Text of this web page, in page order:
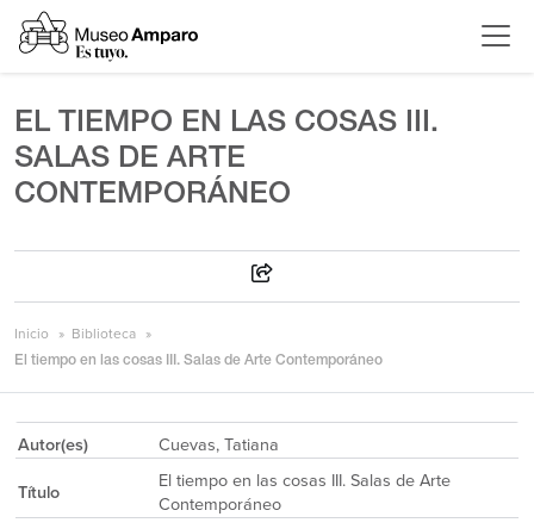
EL TIEMPO EN LAS COSAS III.
SALAS DE ARTE
CONTEMPORÁNEO
Inicio Biblioteca
El tiempo en las cosas III. Salas de Arte Contemporáneo
Autor(es) Cuevas, Tatiana
Título
El tiempo en las cosas III. Salas de Arte
Contemporáneo